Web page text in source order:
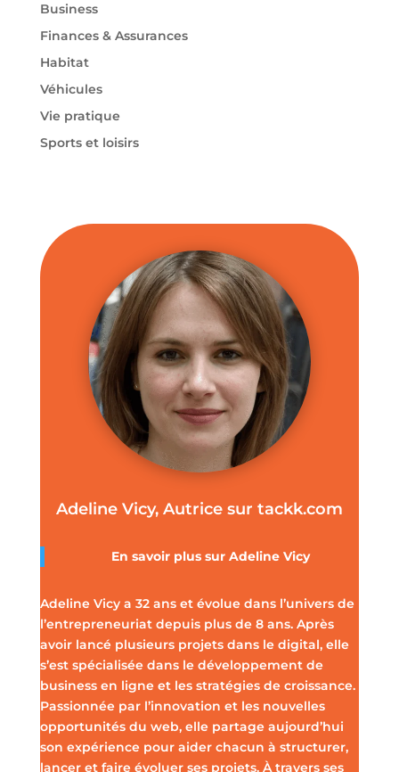
Business
Finances & Assurances
Habitat
Véhicules
Vie pratique
Sports et loisirs
Adeline Vicy, Autrice sur tackk.com
En savoir plus sur Adeline Vicy
Adeline Vicy a 32 ans et évolue dans l’univers de
l’entrepreneuriat depuis plus de 8 ans. Après
avoir lancé plusieurs projets dans le digital, elle
s’est spécialisée dans le développement de
business en ligne et les stratégies de croissance.
Passionnée par l’innovation et les nouvelles
opportunités du web, elle partage aujourd’hui
son expérience pour aider chacun à structurer,
lancer et faire évoluer ses projets. À travers ses